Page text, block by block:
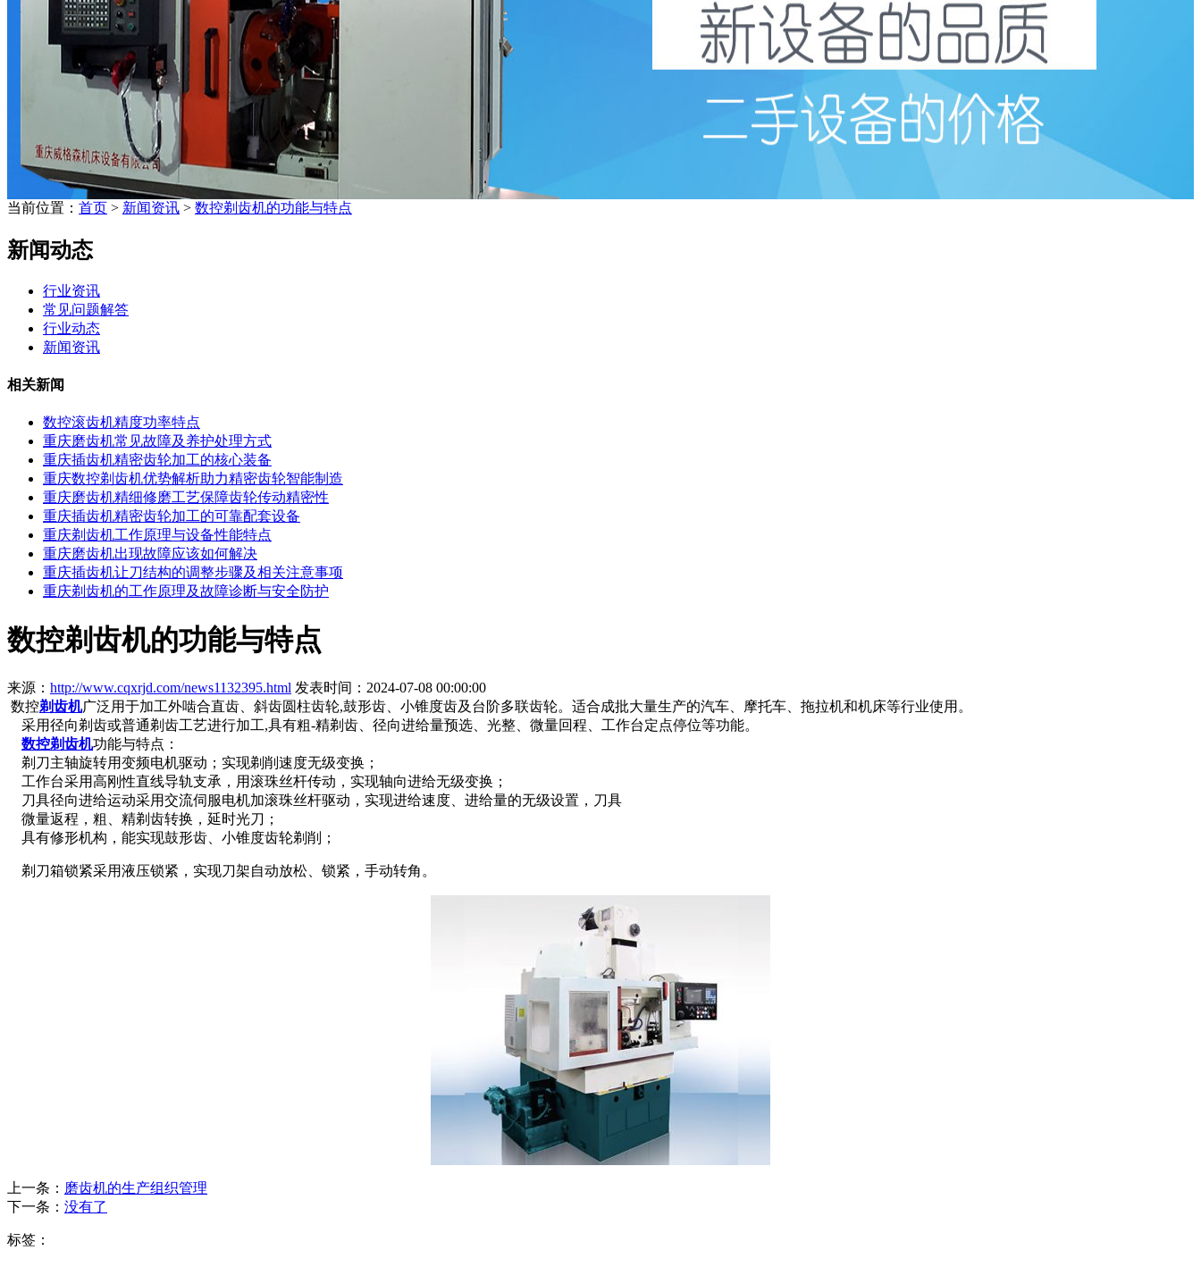
当前位置： 首页 > 新闻资讯 > 数控剃齿机的功能与特点
新闻动态
行业资讯
常见问题解答
行业动态
新闻资讯
相关新闻
数控滚齿机精度功率特点
重庆磨齿机常见故障及养护处理方式
重庆插齿机精密齿轮加工的核心装备
重庆数控剃齿机优势解析助力精密齿轮智能制造
重庆磨齿机精细修磨工艺保障齿轮传动精密性
重庆插齿机精密齿轮加工的可靠配套设备
重庆剃齿机工作原理与设备性能特点
重庆磨齿机出现故障应该如何解决
重庆插齿机让刀结构的调整步骤及相关注意事项
重庆剃齿机的工作原理及故障诊断与安全防护
数控剃齿机的功能与特点
来源： http://www.cqxrjd.com/news1132395.html 发表时间：2024-07-08 00:00:00
数控剃齿机广泛用于加工外啮合直齿、斜齿圆柱齿轮,鼓形齿、小锥度齿及台阶多联齿轮。适合成批大量生产的汽车、摩托车、拖拉机和机床等行业使用。
采用径向剃齿或普通剃齿工艺进行加工,具有粗-精剃齿、径向进给量预选、光整、微量回程、工作台定点停位等功能。
数控剃齿机功能与特点：
剃刀主轴旋转用变频电机驱动；实现剃削速度无级变换；
工作台采用高刚性直线导轨支承，用滚珠丝杆传动，实现轴向进给无级变换；
刀具径向进给运动采用交流伺服电机加滚珠丝杆驱动，实现进给速度、进给量的无级设置，刀具
微量返程，粗、精剃齿转换，延时光刀；
具有修形机构，能实现鼓形齿、小锥度齿轮剃削；
剃刀箱锁紧采用液压锁紧，实现刀架自动放松、锁紧，手动转角。
上一条： 磨齿机的生产组织管理
下一条： 没有了
标签：